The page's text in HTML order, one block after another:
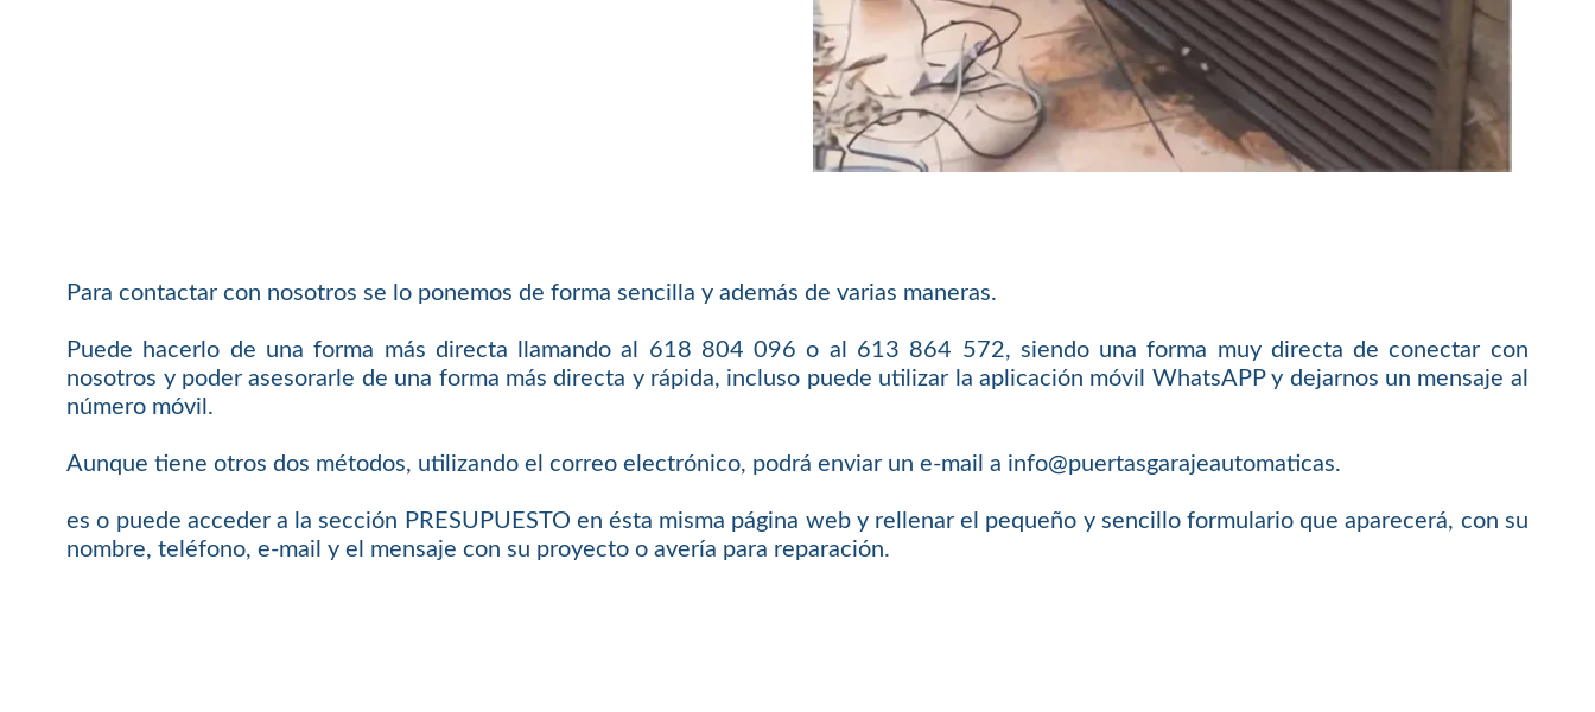
Para contactar con nosotros se lo ponemos de forma sencilla y además de varias maneras.
Puede hacerlo de una forma más directa llamando al 618 804 096 o al 613 864 572, siendo una forma muy directa de conectar con
nosotros y poder asesorarle de una forma más directa y rápida, incluso puede utilizar la aplicación móvil WhatsAPP y dejarnos un mensaje al
número móvil.
Aunque tiene otros dos métodos, utilizando el correo electrónico, podrá enviar un e-mail a info@puertasgarajeautomaticas.
es o puede acceder a la sección PRESUPUESTO en ésta misma página web y rellenar el pequeño y sencillo formulario que aparecerá, con su
nombre, teléfono, e-mail y el mensaje con su proyecto o avería para reparación.